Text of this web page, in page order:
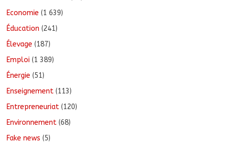
Economie (1 639)
Éducation (241)
Élevage (187)
Emploi (1 389)
Énergie (51)
Enseignement (113)
Entrepreneuriat (120)
Environnement (68)
Fake news (5)